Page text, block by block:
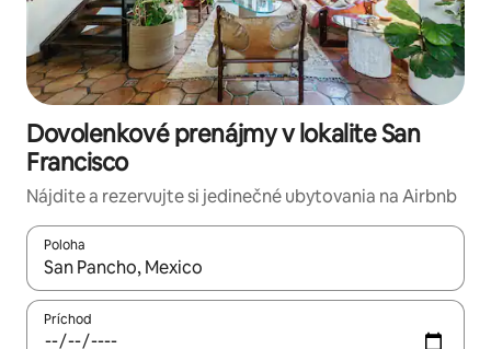
Dovolenkové prenájmy v lokalite San
Francisco
Nájdite a rezervujte si jedinečné ubytovania na Airbnb
Poloha
Keď budú výsledky k dispozícii, môžete si ich prechádzať
Príchod